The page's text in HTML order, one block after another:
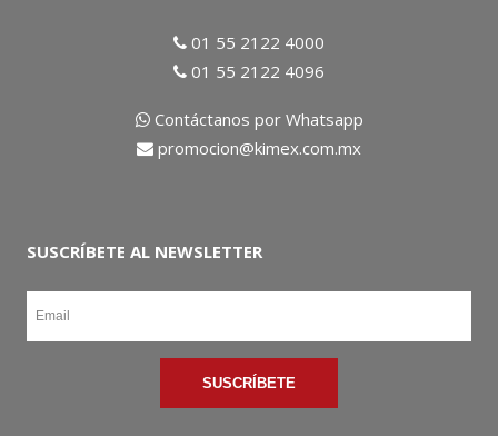
01 55 2122 4000
01 55 2122 4096
Contáctanos por Whatsapp
promocion@kimex.com.mx
SUSCRÍBETE AL NEWSLETTER
SUSCRÍBETE